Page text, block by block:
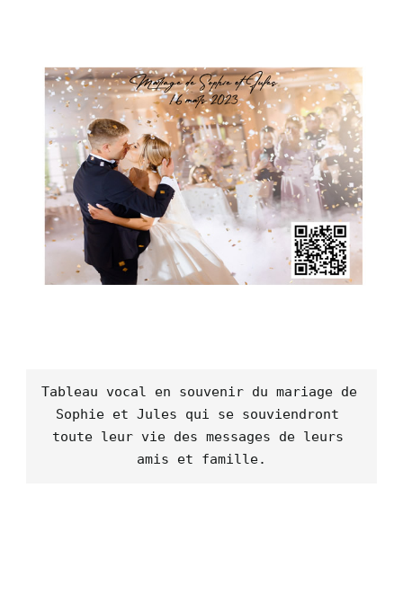
Tableau vocal en souvenir du mariage de
Sophie et Jules qui se souviendront
toute leur vie des messages de leurs
amis et famille.